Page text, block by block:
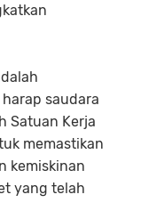
saudara
Satuan Kerja
memastikan
kemiskinan
yang telah